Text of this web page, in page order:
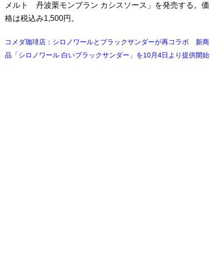
メルト 丹波栗モンブラン カシスソース」を発売する。価
格は税込み1,500円。
コメダ珈琲店：シロノワールとブラックサンダーが再コラボ 新商
品「シロノワール 白いブラックサンダー」を10月4日より提供開始